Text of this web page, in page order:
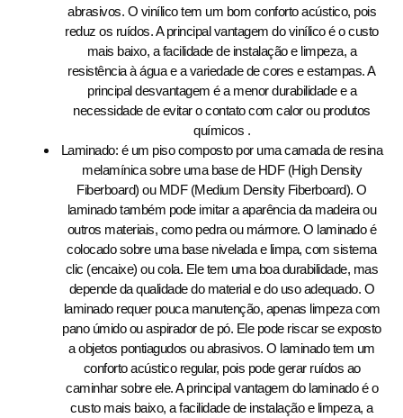
abrasivos. O vinílico tem um bom conforto acústico, pois
reduz os ruídos. A principal vantagem do vinílico é o custo
mais baixo, a facilidade de instalação e limpeza, a
resistência à água e a variedade de cores e estampas. A
principal desvantagem é a menor durabilidade e a
necessidade de evitar o contato com calor ou produtos
químicos .
Laminado: é um piso composto por uma camada de resina
melamínica sobre uma base de HDF (High Density
Fiberboard) ou MDF (Medium Density Fiberboard). O
laminado também pode imitar a aparência da madeira ou
outros materiais, como pedra ou mármore. O laminado é
colocado sobre uma base nivelada e limpa, com sistema
clic (encaixe) ou cola. Ele tem uma boa durabilidade, mas
depende da qualidade do material e do uso adequado. O
laminado requer pouca manutenção, apenas limpeza com
pano úmido ou aspirador de pó. Ele pode riscar se exposto
a objetos pontiagudos ou abrasivos. O laminado tem um
conforto acústico regular, pois pode gerar ruídos ao
caminhar sobre ele. A principal vantagem do laminado é o
custo mais baixo, a facilidade de instalação e limpeza, a